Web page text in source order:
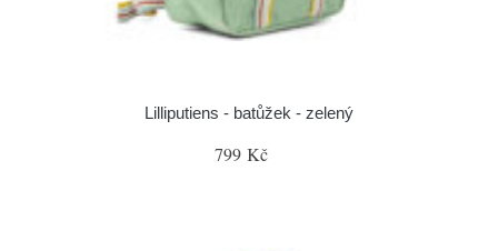
Lilliputiens - batůžek - zelený
799 Kč